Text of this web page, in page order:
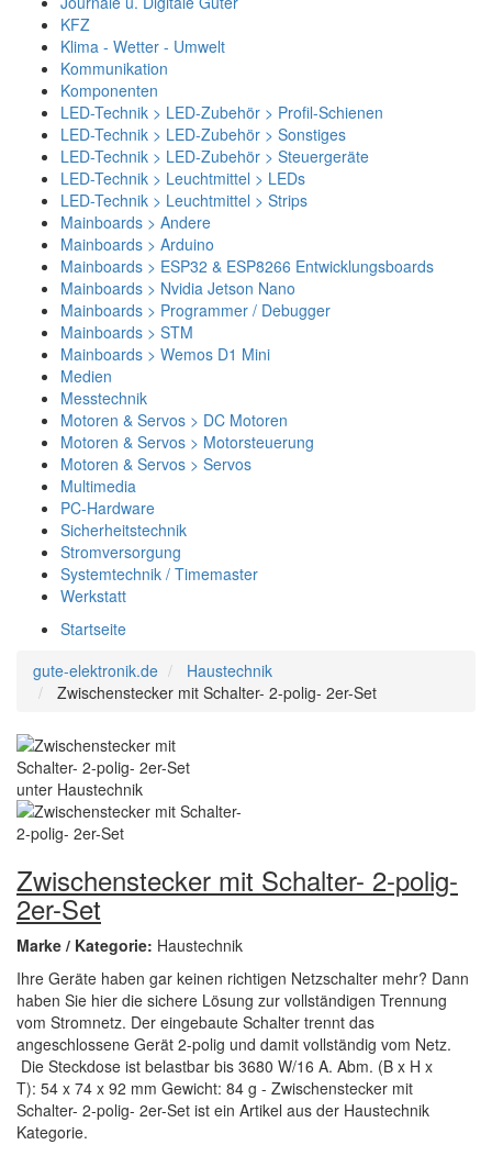
KFZ
Klima - Wetter - Umwelt
Kommunikation
Komponenten
LED-Technik > LED-Zubehör > Profil-Schienen
LED-Technik > LED-Zubehör > Sonstiges
LED-Technik > LED-Zubehör > Steuergeräte
LED-Technik > Leuchtmittel > LEDs
LED-Technik > Leuchtmittel > Strips
Mainboards > Andere
Mainboards > Arduino
Mainboards > ESP32 & ESP8266 Entwicklungsboards
Mainboards > Nvidia Jetson Nano
Mainboards > Programmer / Debugger
Mainboards > STM
Mainboards > Wemos D1 Mini
Medien
Messtechnik
Motoren & Servos > DC Motoren
Motoren & Servos > Motorsteuerung
Motoren & Servos > Servos
Multimedia
PC-Hardware
Sicherheitstechnik
Stromversorgung
Systemtechnik / Timemaster
Werkstatt
Startseite
gute-elektronik.de
Haustechnik
Zwischenstecker mit Schalter- 2-polig- 2er-Set
Zwischenstecker mit Schalter- 2-polig-
2er-Set
Marke / Kategorie: Haustechnik
Ihre Geräte haben gar keinen richtigen Netzschalter mehr? Dann
haben Sie hier die sichere Lösung zur vollständigen Trennung
vom Stromnetz. Der eingebaute Schalter trennt das
angeschlossene Gerät 2-polig und damit vollständig vom Netz.
Die Steckdose ist belastbar bis 3680 W/16 A. Abm. (B x H x
T): 54 x 74 x 92 mm Gewicht: 84 g - Zwischenstecker mit
Schalter- 2-polig- 2er-Set ist ein Artikel aus der Haustechnik
Kategorie.